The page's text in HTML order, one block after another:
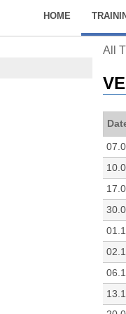
HOME
All